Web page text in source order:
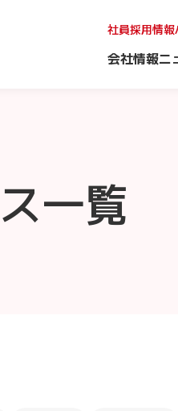
社員採用情報
会社情報ニ
一覧